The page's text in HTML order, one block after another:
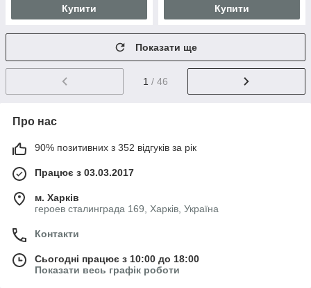
Купити Купити
Показати ще
1 / 46
Про нас
90% позитивних з 352 відгуків за рік
Працює з 03.03.2017
м. Харків
героев сталинграда 169, Харків, Україна
Контакти
Сьогодні працює з 10:00 до 18:00
Показати весь графік роботи